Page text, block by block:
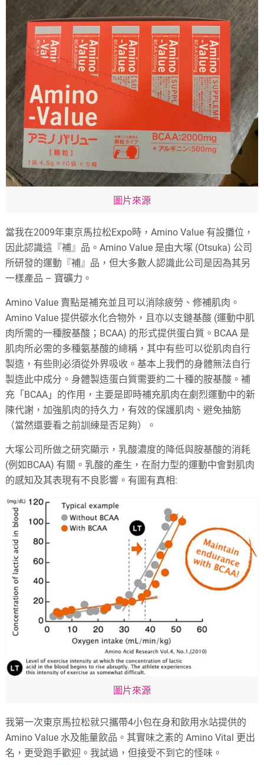
圖片來源
當我在2009年東京馬拉松Expo時，Amino Value 有設攤位，
因此認識這『補』品。Amino Value 是由大塚 (Otsuka) 公司
所研發的運動『補』品，但大多數人認識此公司是因為其另
一樣產品 – 寶礦力。
Amino Value 賣點是補充並且可以消除疲勞、修補肌肉。
Amino Value 提供碳水化合物外，且亦以支鏈基酸 (運動中肌
肉所需的一種胺基酸；BCAA) 的形式提供蛋白質。BCAA 是
肌肉所必需的多種氨基酸的總稱，其中有些可以從肌肉自行
製造，有些則必須從外界吸收。基本上我們的身體無法自行
製造此中成分。身體製造蛋白質需要約二十種的胺基酸。補
充「BCAA」的作用，主要是即時補充肌肉在劇烈運動中的新
陳代謝，加強肌肉的持久力，有效的保護肌肉、避免抽筋
（當然還要看之前訓練是否足夠）。
大塚公司所做之研究顯示，乳酸濃度的降低與胺基酸的消耗
(例如BCAA) 有關。乳酸的產生，在耐力型的運動中會對肌肉
的感知及其表現有不良影響。有圖有真相:
圖片來源
我第一次東京馬拉松就只攜帶4小包在身和飲用水站提供的
Amino Value 水及能量飲品。其實味之素的 Amino Vital 更出
名，更受跑手歡迎。我試過，但接受不到它的怪味。